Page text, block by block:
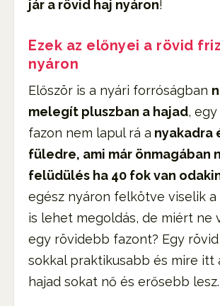
jár a rövid haj nyáron!
Ezek az előnyei a rövid
nyáron
Először is a nyári forróságban
melegít pluszban a hajad,
fazon nem lapul rá a nyakadra
füledre, ami már önmagában
felüdülés ha 40 fok van
egész nyáron felkötve viselik a
is lehet megoldás, de miért ne
egy rövidebb fazont? Egy
sokkal praktikusabb és mire itt
hajad sokat nő és erősebb lesz.